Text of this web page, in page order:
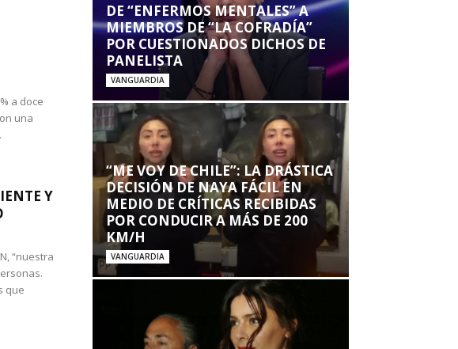
a doce
una
Y
“nuestra
que
DE “ENFERMOS MENTALES” A
MIEMBROS DE “LA COFRADÍA”
POR CUESTIONADOS DICHOS DE
PANELISTA
VANGUARDIA
“ME VOY DE CHILE”: LA DRÁSTICA
DECISIÓN DE NAYA FÁCIL EN
MEDIO DE CRÍTICAS RECIBIDAS
POR CONDUCIR A MÁS DE 200
KM/H
VANGUARDIA